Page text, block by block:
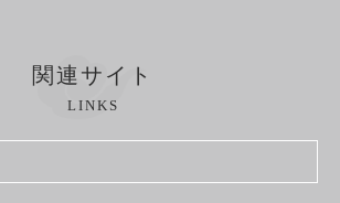
関連サイト
LINKS